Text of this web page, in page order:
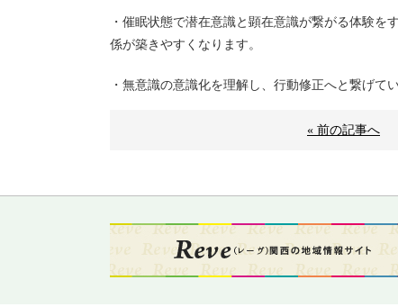
・催眠状態で潜在意識と顕在意識が繋がる体験
係が築きやすくなります。
・無意識の意識化を理解し、行動修正へと繋げて
« 前の記事へ